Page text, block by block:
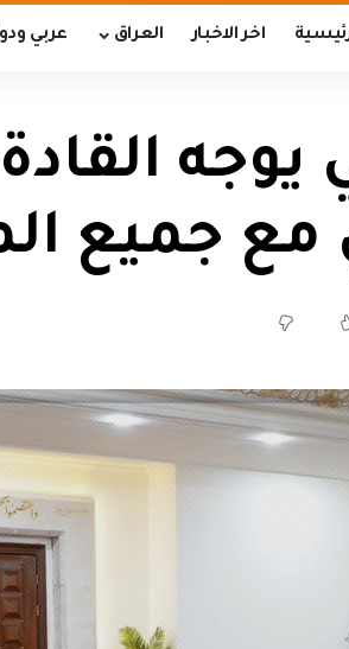
اخر الاخبار العراق عربي
يوجه
مع جميع